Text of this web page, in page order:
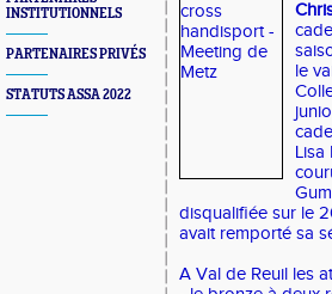
INSTITUTIONNELS
PARTENAIRES PRIVÉS
STATUTS ASSA 2022
le
Lisa
disqualifiée sur le
avait remporté sa
A Val de Reuil les